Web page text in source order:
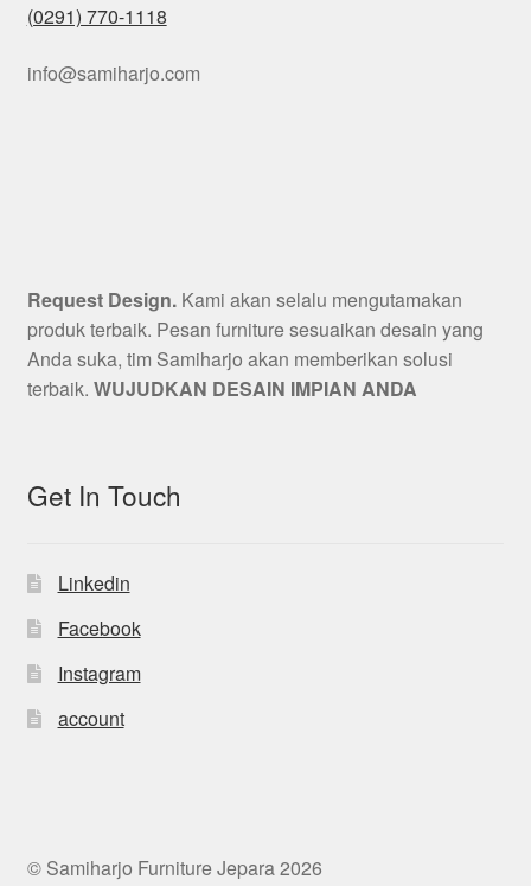
(0291) 770-1118
info@samiharjo.com
Request Design.Kami akan selalu mengutamakan
produk terbaik. Pesan furniture sesuaikan desain yang
Anda suka, tim Samiharjo akan memberikan solusi
terbaik. WUJUDKAN DESAIN IMPIAN ANDA
Get In Touch
Linkedin
Facebook
Instagram
account
© Samiharjo Furniture Jepara 2026